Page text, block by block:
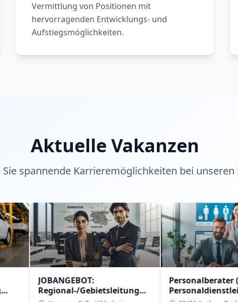
Vermittlung von Positionen mit
hervorragenden Entwicklungs- und
Aufstiegsmöglichkeiten.
Aktuelle Vakanzen
Sie spannende Karrieremöglichkeiten bei unseren
JOBANGEBOT:
Gebietsleitung
Personalberater (w/m/d)
Personaldienstleistung